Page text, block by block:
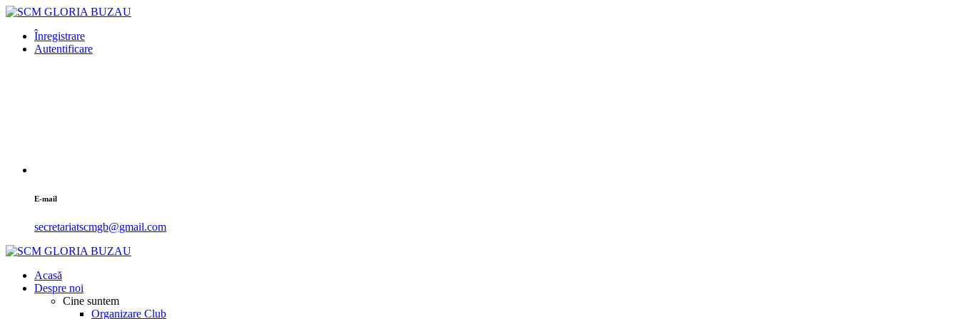
Înregistrare
Autentificare
E-mail
secretariatscmgb@gmail.com
Acasă
Despre noi
Cine suntem
Organizare Club